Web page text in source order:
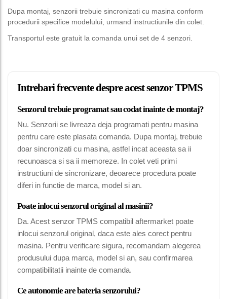
Dupa montaj, senzorii trebuie sincronizati cu masina conform
procedurii specifice modelului, urmand instructiunile din colet.
Transportul este gratuit la comanda unui set de 4 senzori.
Intrebari frecvente despre acest senzor TPMS
Senzorul trebuie programat sau codat inainte de montaj?
Nu. Senzorii se livreaza deja programati pentru masina
pentru care este plasata comanda. Dupa montaj, trebuie
doar sincronizati cu masina, astfel incat aceasta sa ii
recunoasca si sa ii memoreze. In colet veti primi
instructiuni de sincronizare, deoarece procedura poate
diferi in functie de marca, model si an.
Poate inlocui senzorul original al masinii?
Da. Acest senzor TPMS compatibil aftermarket poate
inlocui senzorul original, daca este ales corect pentru
masina. Pentru verificare sigura, recomandam alegerea
produsului dupa marca, model si an, sau confirmarea
compatibilitatii inainte de comanda.
Ce autonomie are bateria senzorului?